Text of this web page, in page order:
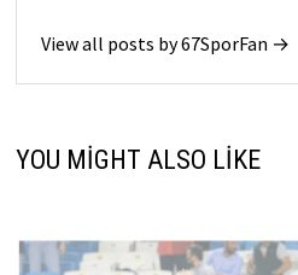
View all posts by 67SporFan →
YOU MIGHT ALSO LIKE